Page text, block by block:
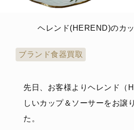
ヘレンド(HEREND)のカ
ブランド食器買取
先日、お客様よりヘレンド（
しいカップ＆ソーサーをお譲
た。